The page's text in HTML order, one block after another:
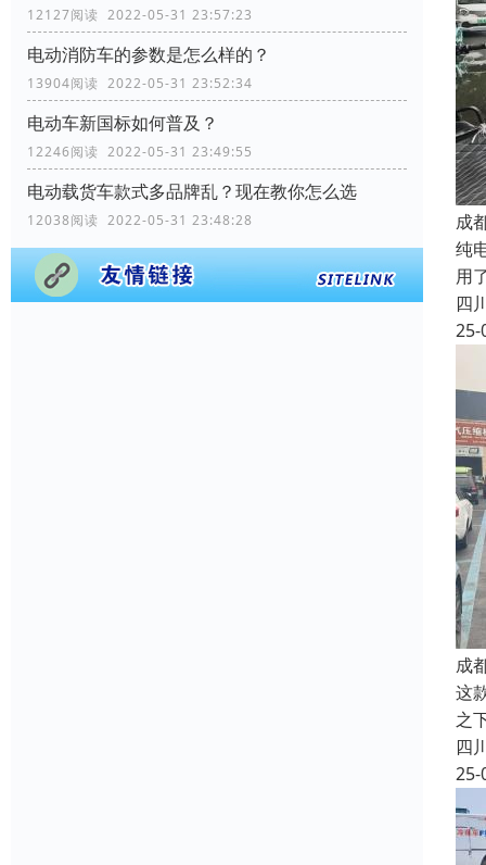
12127阅读 2022-05-31 23:57:23
电动消防车的参数是怎么样的？
13904阅读 2022-05-31 23:52:34
电动车新国标如何普及？
12246阅读 2022-05-31 23:49:55
电动载货车款式多品牌乱？现在教你怎么选
12038阅读 2022-05-31 23:48:28
成
纯
用
四
25-
成
这
之
四
25-